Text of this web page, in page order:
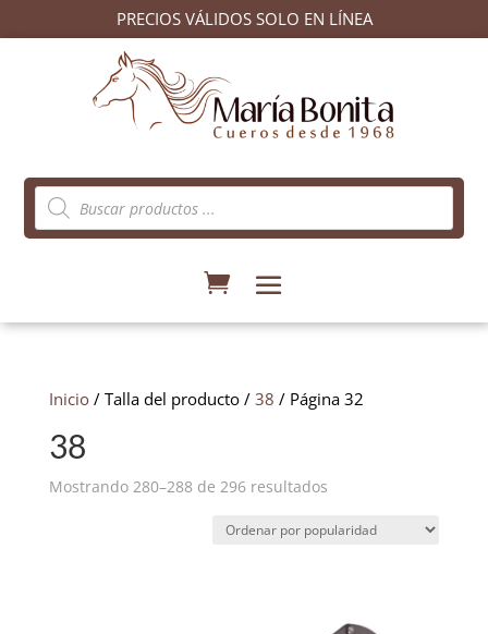
PRECIOS VÁLIDOS SOLO EN LÍNEA
Búsqueda
de
productos
Inicio/ Talla del producto / 38 / Página 32
38
Mostrando 280–288 de 296 resultadosOrdenado
popularidad